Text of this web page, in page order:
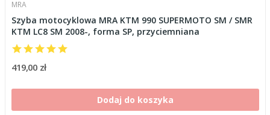
MRA
Szyba motocyklowa MRA KTM 990 SUPERMOTO SM / SMR
KTM LC8 SM 2008-, forma SP, przyciemniana
419,00 zł
Dodaj do koszyka